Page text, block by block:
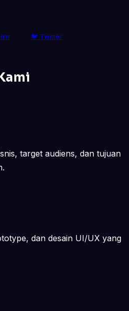
🐦 Twitter
target audiens, dan tujuan
dan desain UI/UX yang